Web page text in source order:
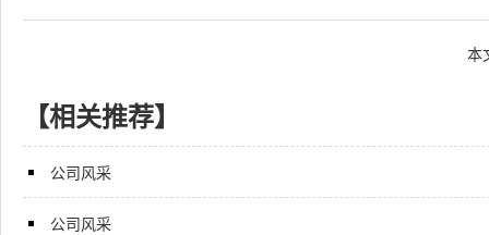
本
【相关推荐】
公司风采
公司风采